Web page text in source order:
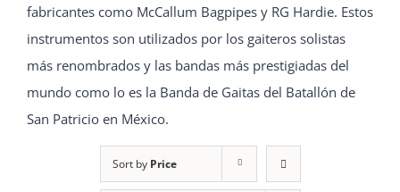
fabricantes como McCallum Bagpipes y RG Hardie. Estos
instrumentos son utilizados por los gaiteros solistas
más renombrados y las bandas más prestigiadas del
mundo como lo es la Banda de Gaitas del Batallón de
San Patricio en México.
Sort by Price